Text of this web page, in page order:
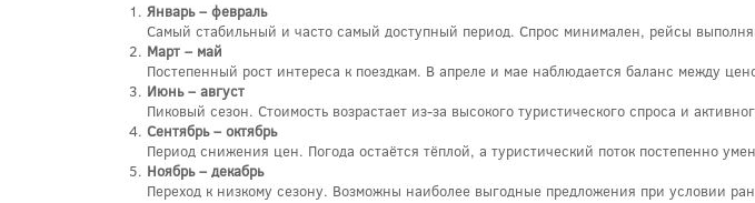
Январь – февраль
Самый стабильный и часто самый доступный период. Спрос минимален, рейсы
Март – май
Постепенный рост интереса к поездкам. В апреле и мае наблюдается баланс между
Июнь – август
Пиковый сезон. Стоимость возрастает из-за высокого туристического спроса и
Сентябрь – октябрь
Период снижения цен. Погода остаётся тёплой, а туристический поток постепенно
Ноябрь – декабрь
Переход к низкому сезону. Возможны наиболее выгодные предложения при условии